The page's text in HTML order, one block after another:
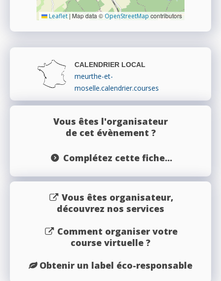
Leaflet | Map data © OpenStreetMap contributors
CALENDRIER LOCAL
meurthe-et-
moselle.calendrier.courses
Vous êtes l'organisateur
de cet évènement ?
Complétez cette fiche...
Vous êtes organisateur,
découvrez nos services
Comment organiser votre
course virtuelle ?
Obtenir un label éco-responsable